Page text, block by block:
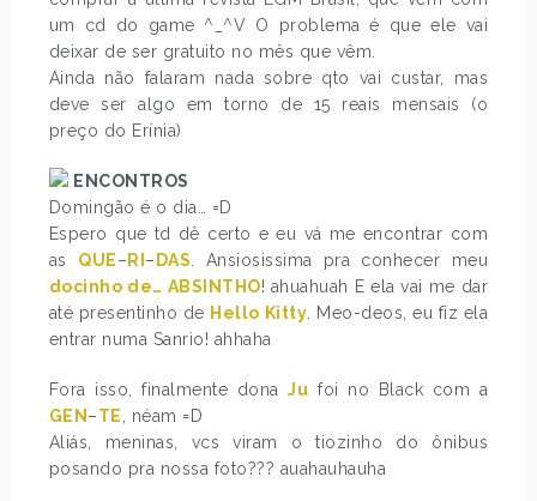
um cd do game ^_^V O problema é que ele vai
deixar de ser gratuito no mês que vêm.
Ainda não falaram nada sobre qto vai custar, mas
deve ser algo em torno de 15 reais mensais (o
preço do Erínia)
ENCONTROS
Domingão é o dia… =D
Espero que td dê certo e eu vá me encontrar com
as QUE– RI – DAS . Ansiosissima pra conhecer meu
docinho de… ABSINTHO! ahuahuah E ela vai me dar
até presentinho de Hello Kitty . Meo-deos, eu fiz ela
entrar numa Sanrio! ahhaha
Fora isso, finalmente donaJu foi no Black com a
GEN –TE
, néam =D
Aliás, meninas, vcs viram o tiozinho do ônibus
posando pra nossa foto??? auahauhauha